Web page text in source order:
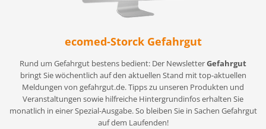
ecomed-Storck Gefahrgut
Rund um Gefahrgut bestens bedient: Der NewsletterGefahrgut
bringt Sie wöchentlich auf den aktuellen Stand mit top-aktuellen
Meldungen von gefahrgut.de. Tipps zu unseren Produkten und
Veranstaltungen sowie hilfreiche Hintergrundinfos erhalten Sie
monatlich in einer Spezial-Ausgabe. So bleiben Sie in Sachen Gefahrgut
auf dem Laufenden!